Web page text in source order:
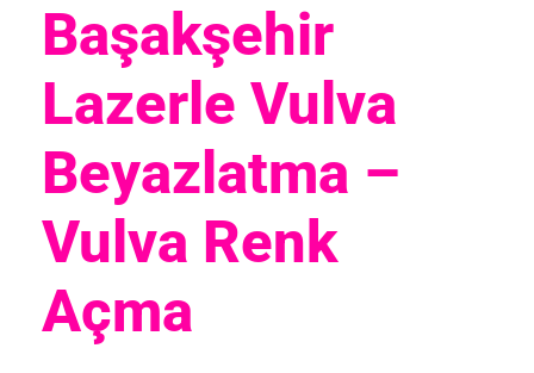
Başakşehir
Lazerle Vulva
Beyazlatma –
Vulva Renk
Açma